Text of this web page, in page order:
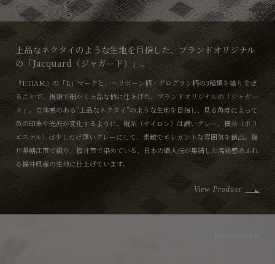
上品なネクタイのような生地を目指した、ブランドオリジナル
の「Jacquard（ジャガード）」。
『ETiAM』の「E」マークと、ヘリボーン柄・グログラン柄の3種類を織り交ぜ
ることで、複雑で細かく上品な柄に仕上げた、ブランドオリジナルの「ジャガー
ド」。立体感のある“上品なネクタイ”のような生地を目指し、見る角度によって
色の印象や光沢が変化するように、縦糸（ナイロン）は濃いグレー、横糸（ポリ
エステル）は少しだけ薄いグレーにして、素敵でエレガントな雰囲気を創出。福
井県鯖江市で織り、福井市で染めている、日本の職人技が集結した高級感あふれ
る福井県産の生地に仕上げています。
View Product